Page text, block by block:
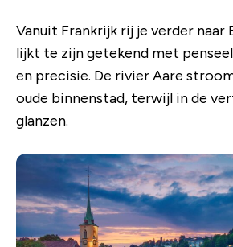
Vanuit Frankrijk rij je verder naar
lijkt te zijn getekend met
en precisie. De rivier Aare
oude binnenstad, terwijl in de
glanzen.